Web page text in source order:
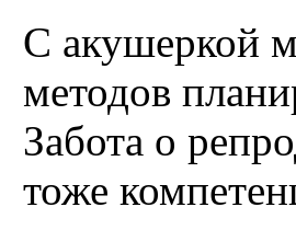
С акушеркой
методов
Забота о
тоже